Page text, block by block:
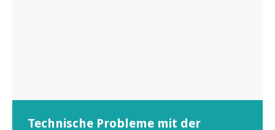
Technische Probleme mit der
Beginn der Wildtierrettung
22.08.2026 Sommerfest im Tierheim
Wunschzettel unserer Fellnasen